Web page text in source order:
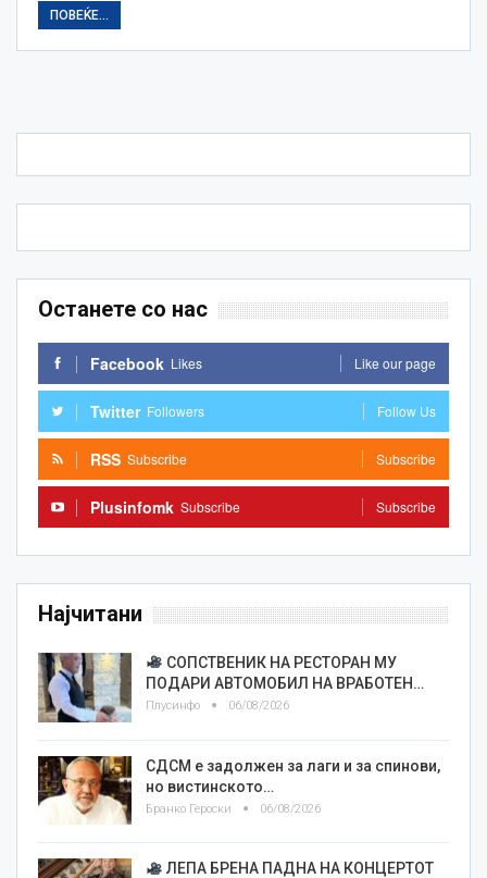
ПОВЕЌЕ...
Останете со нас
Facebook Likes Like our page
Twitter Followers Follow Us
RSS Subscribe Subscribe
Plusinfomk Subscribe Subscribe
Најчитани
СОПСТВЕНИК НА РЕСТОРАН МУ
ПОДАРИ АВТОМОБИЛ НА ВРАБОТЕН…
Плусинфо 06/08/2026
СДСМ е задолжен за лаги и за спинови,
но вистинското…
Бранко Героски 06/08/2026
ЛЕПА БРЕНА ПАДНА НА КОНЦЕРТОТ